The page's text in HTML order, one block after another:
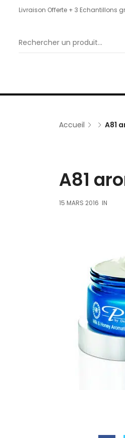
Livraison Offerte + 3 Echantillons
Accueil A81
A81
15 MARS 2016 IN